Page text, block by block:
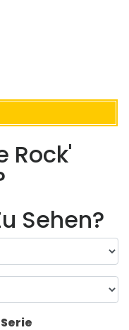
Rock'
Sehen?
Serie